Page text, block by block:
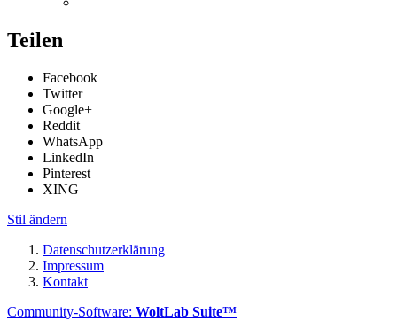
Teilen
Facebook
Twitter
Google+
Reddit
WhatsApp
LinkedIn
Pinterest
XING
Stil ändern
Datenschutzerklärung
Impressum
Kontakt
Community-Software: WoltLab Suite™